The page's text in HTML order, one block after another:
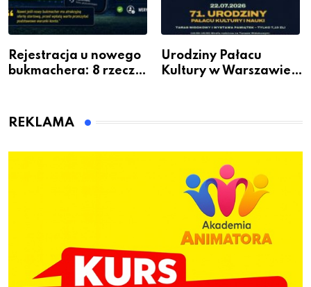
Rejestracja u nowego
bukmachera: 8 rzeczy,
Urodziny Pałacu
Kultury w Warszawie –
REKLAMA